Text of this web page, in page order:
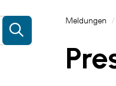
Meldungen /